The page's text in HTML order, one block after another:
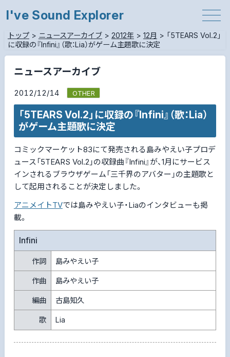
I've Sound Explorer
トップ> ニュースアーカイブ> 2012年> 12月 > 「5TEARS Vol.2」
に収録の『Infini』（歌：Lia）がゲーム主題歌に決定
ニュースアーカイブ
2012/12/14 OTHER
「5TEARS Vol.2」に収録の『Infini』（歌：Lia）
がゲーム主題歌に決定
コミックマーケット83にて発売される島みやえい子プロデ
ュース「5TEARS Vol.2」の収録曲『Infini』が、1月にサービス
インされるブラウザゲーム「三千界のアバター」の主題歌と
して起用されることが決定しました。
アニメイトTVでは島みやえい子・Liaのインタビューも掲
載。
Infini
作詞 島みやえい子
作曲 島みやえい子
編曲 古島知久
歌 Lia